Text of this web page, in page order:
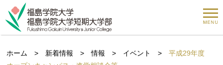
ホーム > 新着情報 >情報 > イベント >平成29年度